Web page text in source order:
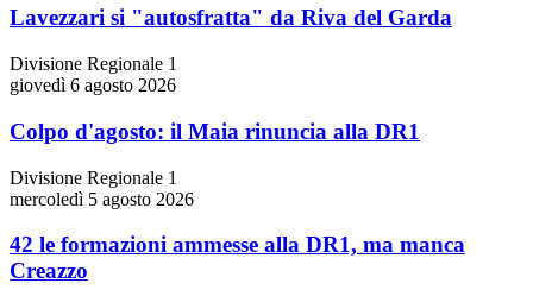
Lavezzari si "autosfratta" da Riva del Garda
Divisione Regionale 1
giovedì 6 agosto 2026
Colpo d'agosto: il Maia rinuncia alla DR1
Divisione Regionale 1
mercoledì 5 agosto 2026
42 le formazioni ammesse alla DR1, ma manca
Creazzo